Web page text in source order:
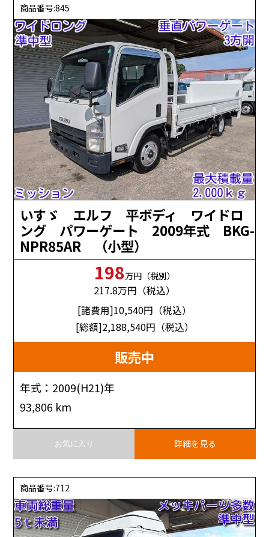
商品番号:845
いすゞ エルフ 平ボディ ワイドロ
ング パワーゲート 2009年式 BKG-
NPR85AR （小型）
198万円（税別）
217.8万円（税込）
[諸費用]10,540円（税込）
[総額]2,188,540円（税込）
販売中
年式：2009(H21)年
93,806 km
お気に入り 詳細を見る
商品番号:712